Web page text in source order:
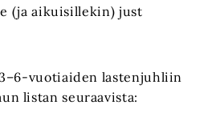
(ja aikuisillekin) just
vuotiaiden lastenjuhliin
listan seuraavista: